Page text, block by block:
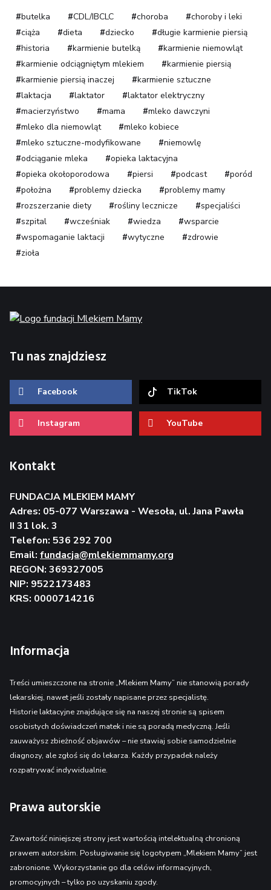
butelka CDL/IBCLC choroba
choroby i leki
ciąża
dieta dziecko
długie karmienie piersią
historia
karmienie butelką
karmienie niemowląt
karmienie odciągniętym mlekiem
karmienie piersią
karmienie piersią inaczej
karmienie sztuczne
laktacja
laktator
laktator elektryczny
macierzyństwo
mama
mleko dawczyni
mleko dla niemowląt
mleko kobiece
mleko sztuczne-modyfikowane
niemowlę
odciąganie mleka
opieka laktacyjna
opieka okołoporodowa
piersi podcast
poród
położna
problemy dziecka
problemy mamy
rozszerzanie diety
rośliny lecznicze
specjaliści
szpital
wcześniak wiedza
wsparcie
wspomaganie laktacji
wytyczne
zdrowie
zioła
Tu nas znajdziesz
Facebook TikTok
Instagram YouTube
Kontakt
FUNDACJA MLEKIEM MAMY
Adres: 05-077 Warszawa - Wesoła, ul. Jana Pawła
II 31 lok. 3
Telefon: 536 292 700
Email: fundacja@mlekiemmamy.org
REGON: 369327005
NIP: 9522173483
KRS: 0000714216
Informacja
Treści umieszczone na stronie „Mlekiem Mamy” nie stanowią porady
lekarskiej, nawet jeśli zostały napisane przez specjalistę.
Historie laktacyjne znajdujące się na naszej stronie są spisem
osobistych doświadczeń matek i nie są poradą medyczną. Jeśli
zauważysz zbieżność objawów – nie stawiaj sobie samodzielnie
diagnozy, ale zgłoś się do lekarza. Każdy przypadek należy
rozpatrywać indywidualnie.
Prawa autorskie
Zawartość niniejszej strony jest wartością intelektualną chronioną
prawem autorskim. Posługiwanie się logotypem „Mlekiem Mamy” jest
zabronione. Wykorzystanie go dla celów informacyjnych,
promocyjnych – tylko po uzyskaniu zgody.